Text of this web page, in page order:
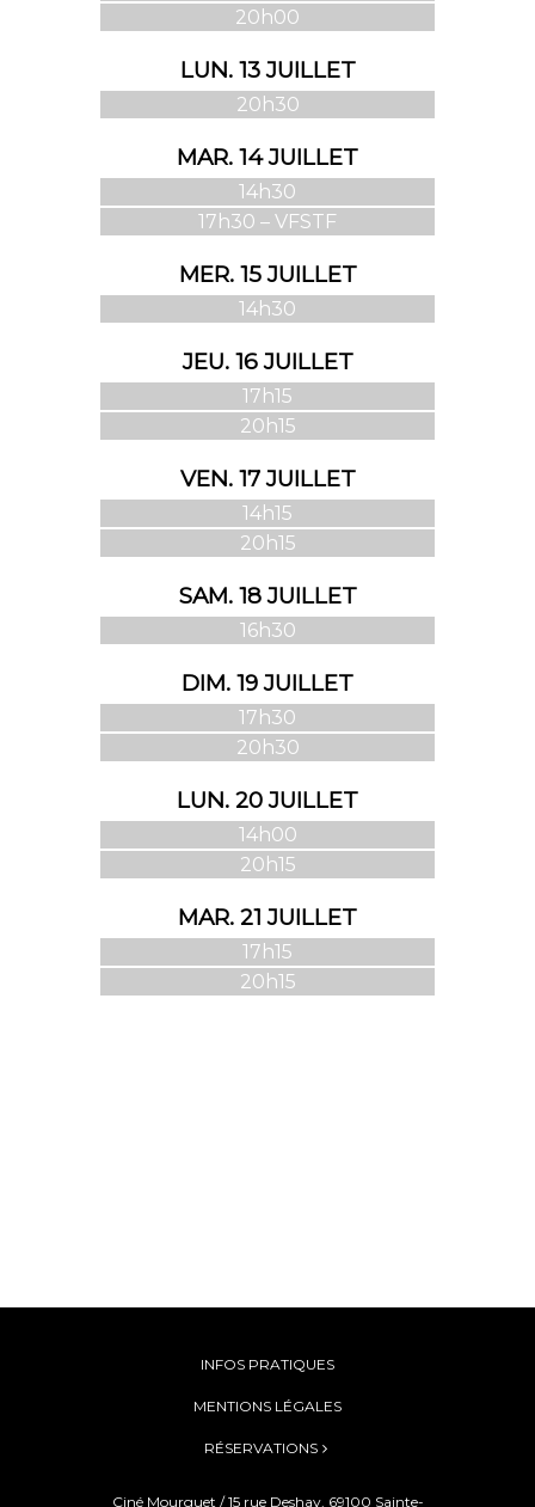
20h00
LUN. 13 JUILLET
20h30
MAR. 14 JUILLET
14h30
17h30 – VFSTF
MER. 15 JUILLET
14h30
JEU. 16 JUILLET
17h15
20h15
VEN. 17 JUILLET
14h15
20h15
SAM. 18 JUILLET
16h30
DIM. 19 JUILLET
17h30
20h30
LUN. 20 JUILLET
14h00
20h15
MAR. 21 JUILLET
17h15
20h15
INFOS PRATIQUES
MENTIONS LÉGALES
RÉSERVATIONS
Ciné Mourguet / 15 rue Deshay, 69100 Sainte-